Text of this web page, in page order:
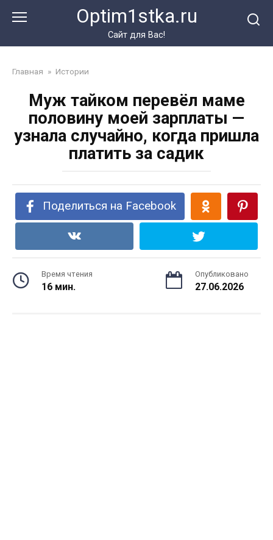
Optim1stka.ru
Сайт для Вас!
Главная » Истории
Муж тайком перевёл маме
половину моей зарплаты —
узнала случайно, когда пришла
платить за садик
Поделиться на Facebook
Время чтения
16 мин.
Опубликовано
27.06.2026